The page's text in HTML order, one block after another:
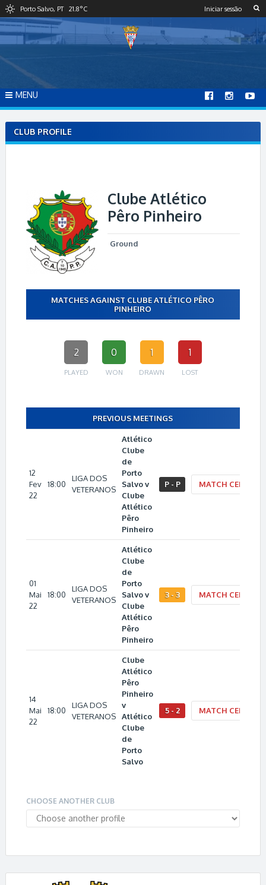
k
i
p
t
n
Porto Salvo, PT 21.8°C Iniciar sessão
MENU
CLUB PROFILE
Clube Atlético
Pêro Pinheiro
Ground
MATCHES AGAINST CLUBE ATLÉTICO PÊRO
PINHEIRO
2
PLAYED
0
WON
1
DRAWN
1
LOST
PREVIOUS MEETINGS
12
Fev
22
18:00
LIGA DOS
VETERANOS
Atlético
Clube
de
Porto
Salvo v
Clube
Atlético
Pêro
Pinheiro
P - P MATCH CENTER
01
Mai
22
18:00
LIGA DOS
VETERANOS
Atlético
Clube
de
Porto
Salvo v
Clube
Atlético
Pêro
Pinheiro
3 - 3 MATCH CENTER
14
Mai
22
18:00
LIGA DOS
VETERANOS
Clube
Atlético
Pêro
Pinheiro
v
Atlético
Clube
de
Porto
Salvo
5 - 2 MATCH CENTER
CHOOSE ANOTHER CLUB